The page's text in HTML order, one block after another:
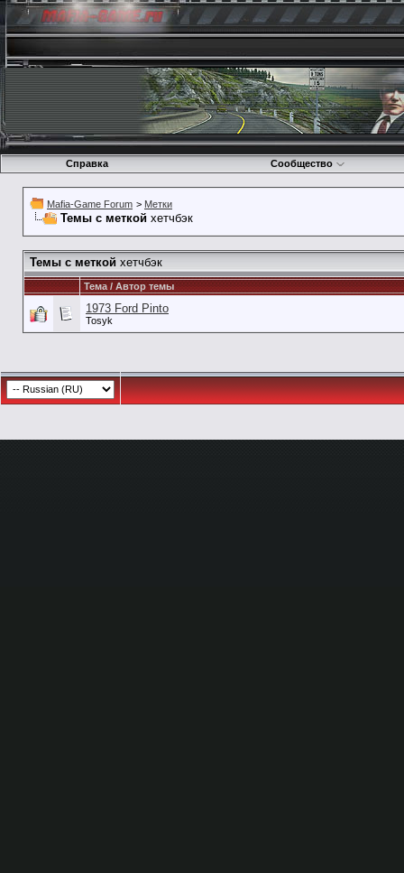
Справка Сообщество
Mafia-Game Forum > Метки
Темы с меткой хетчбэк
Темы с меткой хетчбэк
Тема / Автор темы
1973 Ford Pinto
Tosyk